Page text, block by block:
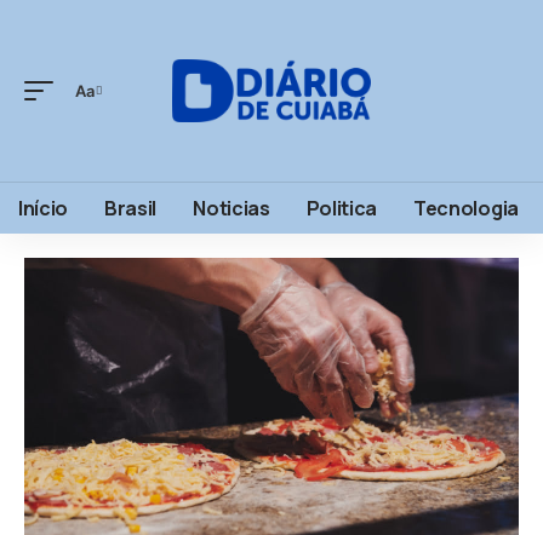
Aa
Início Brasil Noticias Politica Tecnologia